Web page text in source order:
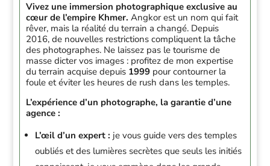
Vivez une immersion photographique exclusive au
cœur de l’empire Khmer.Angkor est un nom qui fait
rêver, mais la réalité du terrain a changé. Depuis
2016, de nouvelles restrictions compliquent la tâche
des photographes. Ne laissez pas le tourisme de
masse dicter vos images : profitez de mon expertise
du terrain acquise depuis 1999 pour contourner la
foule et éviter les heures de rush dans les temples.
L’expérience d’un photographe, la garantie d’une
agence :
L’œil d’un expert : je vous guide vers des temples
oubliés et des lumières secrètes que seuls les initiés